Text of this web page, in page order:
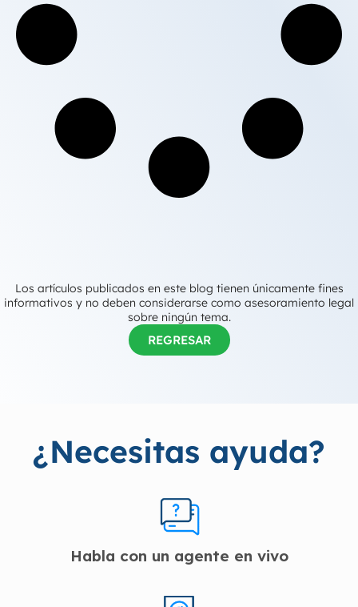
Los artículos publicados en este blog tienen únicamente fines
informativos y no deben considerarse como asesoramiento legal
sobre ningún tema.
REGRESAR
¿Necesitas ayuda?
Habla con un agente en vivo